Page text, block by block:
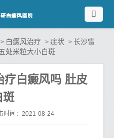
> 白癜风治疗 > 症状 > 长沙雷
处米粒大小白斑
疗白癜风吗 肚皮
斑
时间：2021-08-24